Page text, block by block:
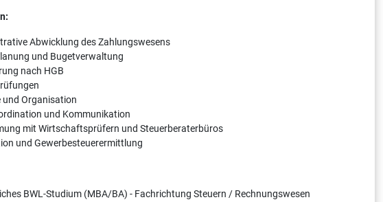
Abwicklung des Zahlungswesens
und Bugetverwaltung
nach HGB
und Organisation
und Kommunikation
mit Wirtschaftsprüfern und Steuerberaterbüros
und Gewerbesteuerermittlung
BWL-Studium (MBA/BA) - Fachrichtung Steuern / Rechnungswesen